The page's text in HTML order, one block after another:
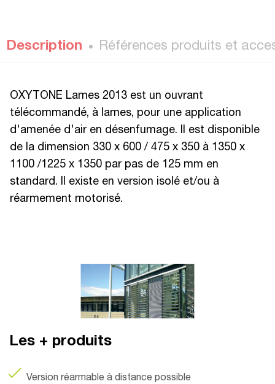
Description Références produits et
OXYTONE Lames 2013 est un ouvrant
télécommandé, à lames, pour une application
d'amenée d'air en désenfumage. Il est disponible
de la dimension 330 x 600 / 475 x 350 à 1350 x
1100 /1225 x 1350 par pas de 125 mm en
standard. Il existe en version isolé et/ou à
réarmement motorisé.
Les + produits
Version réarmable à distance possible